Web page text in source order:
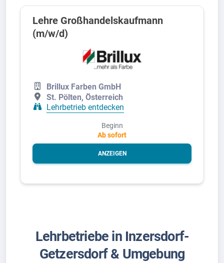
Lehre Großhandelskaufmann
(m/w/d)
Brillux Farben GmbH
St. Pölten, Österreich
Lehrbetrieb entdecken
Beginn
Ab sofort
ANZEIGEN
Lehrbetriebe in Inzersdorf-
Getzersdorf & Umgebung